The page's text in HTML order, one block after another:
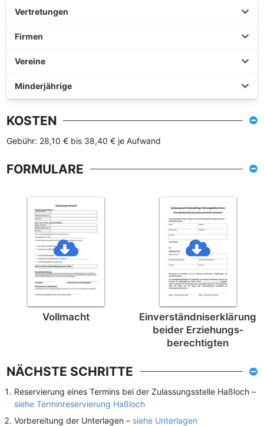
Vertretungen
Firmen
Vereine
Minderjährige
KOSTEN
Gebühr: 28,10 € bis 38,40 € je Aufwand
FORMULARE
Vollmacht
Einverständnis­erklärung
beider Erziehungs­
berechtigten
NÄCHSTE SCHRITTE
Reservierung eines Termins bei der Zulassungsstelle Haßloch –
siehe Terminreservierung Haßloch
Vorbereitung der Unterlagen – siehe Unterlagen